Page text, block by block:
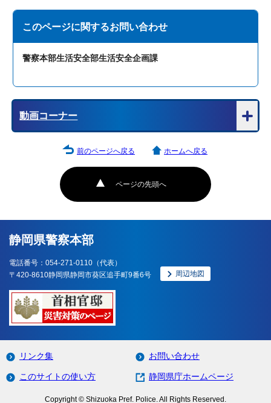
このページに関するお問い合わせ
警察本部生活安全部生活安全企画課
動画コーナー
ページの先頭へ
前のページへ戻る ホームへ戻る
静岡県警察本部
電話番号：054-271-0110（代表）
〒420-8610静岡県静岡市葵区追手町9番6号
周辺地図
リンク集 お問い合わせ
このサイトの使い方 静岡県庁ホームページ
Copyright © Shizuoka Pref. Police. All Rights Reserved.